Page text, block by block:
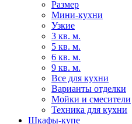
Размер
Мини-кухни
Узкие
3 кв. м.
5 кв. м.
6 кв. м.
9 кв. м.
Все для кухни
Варианты отделки
Мойки и смесители
Техника для кухни
Шкафы-купе